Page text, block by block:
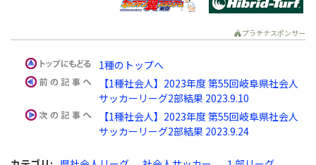
プラチナスポンサー
1種のトップへ
【1種社会人】2023年度 第55回岐阜県社会人
サッカーリーグ2部結果 2023.9.10
【1種社会人】2023年度 第55回岐阜県社会人
サッカーリーグ2部結果 2023.9.24